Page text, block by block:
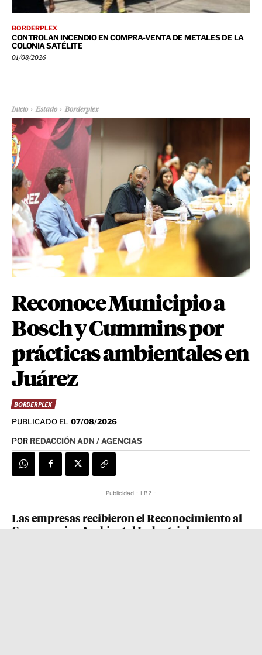
BORDERPLEX
CONTROLAN INCENDIO EN COMPRA-VENTA DE METALES DE LA
COLONIA SATÉLITE
01/08/2026